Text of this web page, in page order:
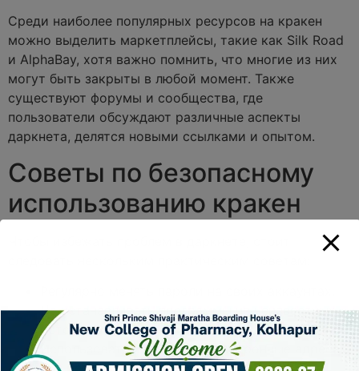
Среди наиболее популярных ресурсов на кракен
можно выделить маркетплейсы, такие как Silk Road
и AlphaBay, хотя важно помнить, что многие из них
могут быть закрыты в любой момент. Также
существуют форумы и сообщества, где
пользователи обсуждают различные аспекты
даркнета, делятся новыми ссылками и опытом.
Советы по безопасному
использованию кракен
Не устанавливать программы из неизвестных
источников.
Использовать временные электронные адреса